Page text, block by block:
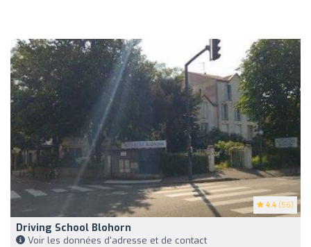
4.4 (56)
Driving School Blohorn
Voir les données d'adresse et de contact